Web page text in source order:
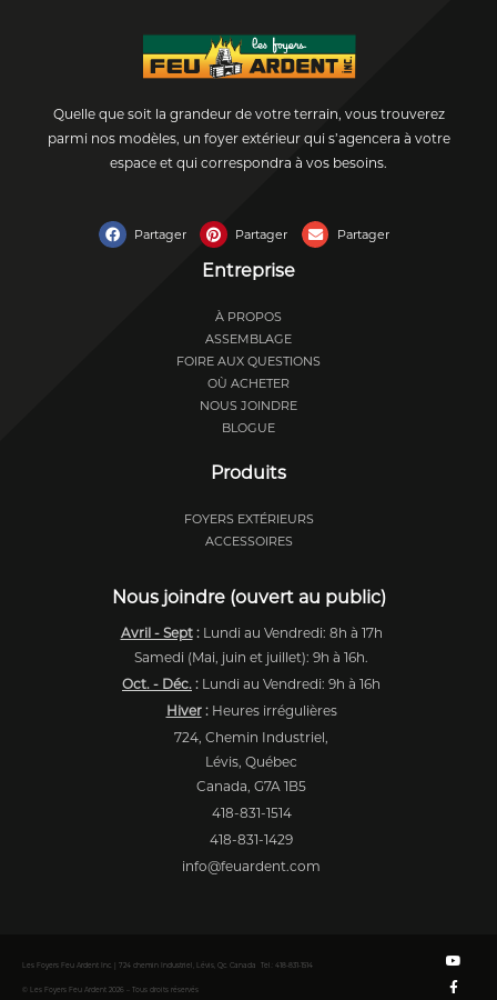
Quelle que soit la grandeur de votre terrain, vous trouverez
parmi nos modèles, un foyer extérieur qui s’agencera à votre
espace et qui correspondra à vos besoins.
Partager Partager Partager
Entreprise
À PROPOS
ASSEMBLAGE
FOIRE AUX QUESTIONS
OÙ ACHETER
NOUS JOINDRE
BLOGUE
Produits
FOYERS EXTÉRIEURS
ACCESSOIRES
Nous joindre (ouvert au public)
Avril - Sept:Lundi au Vendredi: 8h à 17h
Samedi (Mai, juin et juillet): 9h à 16h.
Oct. - Déc. : Lundi au Vendredi: 9h à 16h
Hiver:Heures irrégulières
724, Chemin Industriel,
Lévis, Québec
Canada, G7A 1B5
418-831-1514
418-831-1429
info@feuardent.com
Les Foyers Feu Ardent Inc. | 724 chemin Industriel, Lévis, Qc. Canada Tel.: 418-831-1514
© Les Foyers Feu Ardent 2026 – Tous droits réservés
Y
o
u
t
F
a
c
e
I
n
s
t
P
i
n
t